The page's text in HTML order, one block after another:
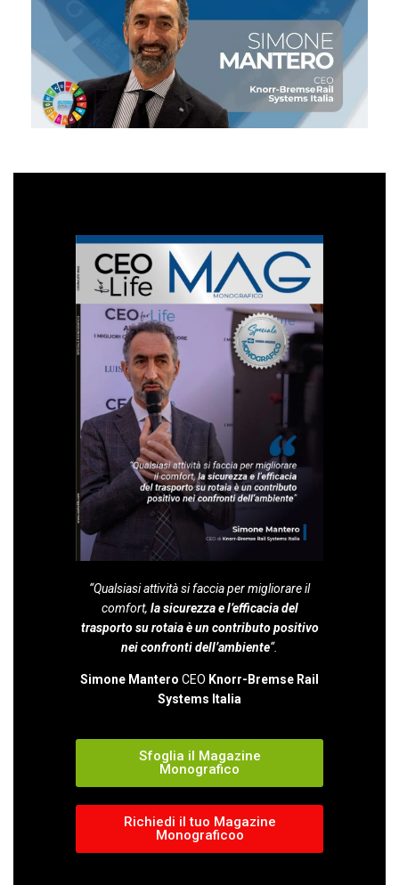
“Qualsiasi attività si faccia per migliorare il
comfort, la sicurezza e l’efficacia del
trasporto su rotaia è un contributo positivo
nei confronti dell’ambiente“.
Simone Mantero CEO Knorr-Bremse Rail
Systems Italia
Sfoglia il Magazine
Monografico
Richiedi il tuo Magazine
Monograficoo